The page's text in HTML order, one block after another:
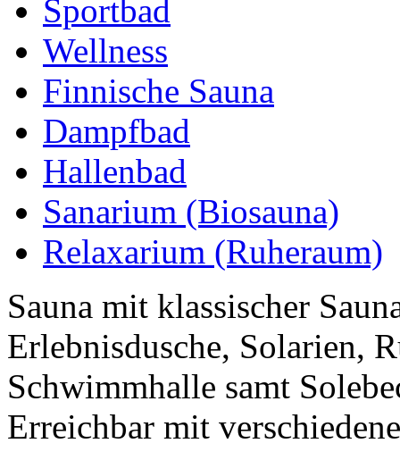
Sportbad
Wellness
Finnische Sauna
Dampfbad
Hallenbad
Sanarium (Biosauna)
Relaxarium (Ruheraum)
Sauna mit klassischer
Erlebnisdusche, Solarien,
Schwimmhalle samt
Erreichbar mit